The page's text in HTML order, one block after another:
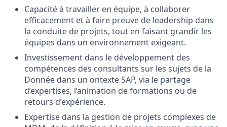
Capacité à travailler en équipe, à collaborer
efficacement et à faire preuve de leadership dans
la conduite de projets, tout en faisant grandir les
équipes dans un environnement exigeant.
Investissement dans le développement des
compétences des consultants sur les sujets de la
Donnée dans un ontexte SAP, via le partage
d’expertises, l’animation de formations ou de
retours d’expérience.
Expertise dans la gestion de projets complexes de